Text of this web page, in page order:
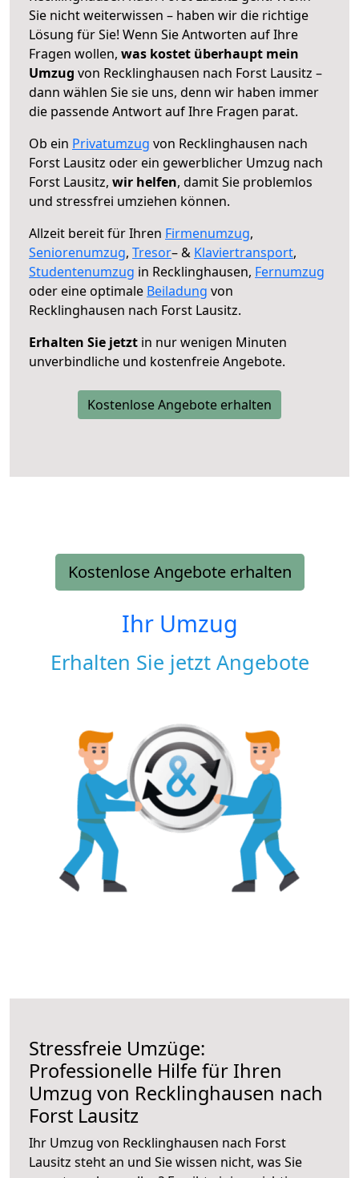
Sie nicht weiterwissen – haben wir die richtige
Lösung für Sie! Wenn Sie Antworten auf Ihre
Fragen wollen, was kostet überhaupt mein
Umzug von Recklinghausen nach Forst Lausitz –
dann wählen Sie sie uns, denn wir haben immer
die passende Antwort auf Ihre Fragen parat.
Ob ein Privatumzug von Recklinghausen nach
Forst Lausitz oder ein gewerblicher Umzug nach
Forst Lausitz, wir helfen, damit Sie problemlos
und stressfrei umziehen können.
Allzeit bereit für Ihren Firmenumzug,
Seniorenumzug, Tresor– & Klaviertransport,
Studentenumzug in Recklinghausen, Fernumzug
oder eine optimale Beiladung von
Recklinghausen nach Forst Lausitz.
Erhalten Sie jetzt in nur wenigen Minuten
unverbindliche und kostenfreie Angebote.
Kostenlose Angebote erhalten
Kostenlose Angebote erhalten
Ihr Umzug
Erhalten Sie jetzt Angebote
Stressfreie Umzüge:
Professionelle Hilfe für Ihren
Umzug von Recklinghausen nach
Forst Lausitz
Ihr Umzug von Recklinghausen nach Forst
Lausitz steht an und Sie wissen nicht, was Sie